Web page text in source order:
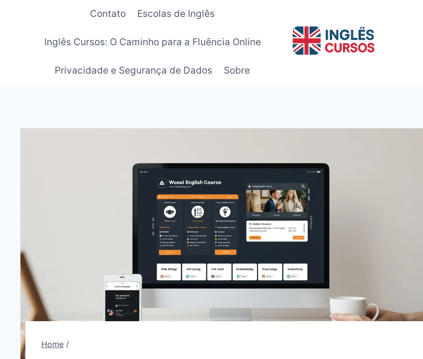
Contato Escolas de Inglês
Inglês Cursos: O Caminho para a Fluência Online
Privacidade e Segurança de Dados Sobre
Home /